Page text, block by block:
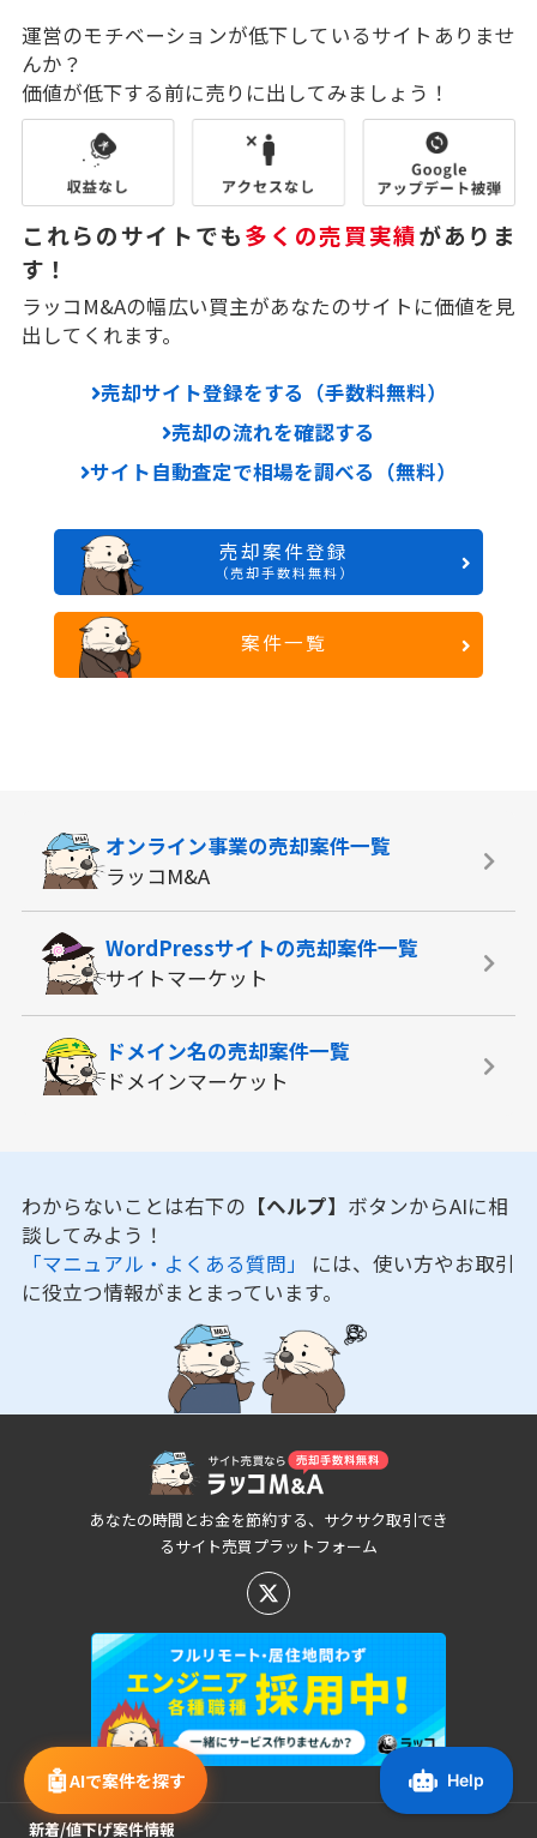
運営のモチベーションが低下しているサイトありませ
んか？
価値が低下する前に売りに出してみましょう！
これらのサイトでも多くの売買実績がありま
す！
ラッコM&Aの幅広い買主があなたのサイトに価値を見
出してくれます。
売却サイト登録をする（手数料無料）
売却の流れを確認する
サイト自動査定で相場を調べる（無料）
売却案件登録
（売却手数料無料）
案件一覧
🤖AIで案件を探す
オンライン事業の売却案件一覧
ラッコM&A
WordPressサイトの売却案件一覧
サイトマーケット
ドメイン名の売却案件一覧
ドメインマーケット
わからないことは右下の 【ヘルプ】 ボタンからAIに相
談してみよう！
「マニュアル・よくある質問」 には、使い方やお取引
に役立つ情報がまとまっています。
あなたの時間とお金を節約する、サクサク取引でき
るサイト売買プラットフォーム
新着/値下げ案件情報